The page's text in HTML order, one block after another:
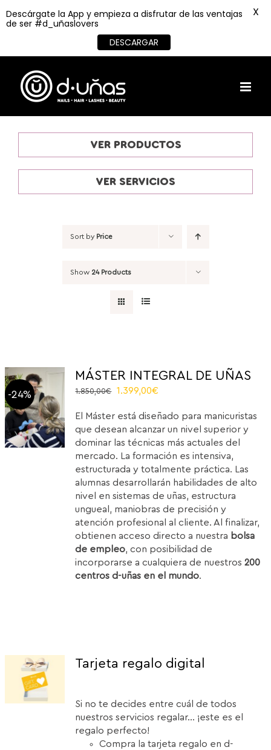
content
VER PRODUCTOS
VER SERVICIOS
Sort by Price
Show 24 Products
-24%
MÁSTER INTEGRAL DE UÑAS
1.850,00€
Original
was:
1.850,00€.
1.399,00€
is:
1.399,00€.
El Máster está diseñado para manicuristas
que desean alcanzar un nivel superior y
dominar las técnicas más actuales del
mercado. La formación es intensiva,
estructurada y totalmente práctica. Las
alumnas desarrollarán habilidades de alto
nivel en sistemas de uñas, estructura
ungueal, maniobras de precisión y
atención profesional al cliente. Al finalizar,
obtienen acceso directo a nuestra bolsa
de empleo, con posibilidad de
incorporarse a cualquiera de nuestros200
centros d-uñas en el mundo.
Tarjeta regalo digital
Si no te decides entre cuál de todos
nuestros servicios regalar... ¡este es el
regalo perfecto!
Compra la tarjeta regalo en d-
Descárgate la App y empieza a disfrutar de las ventajas
de ser #d_uñaslovers
DESCARGAR
X